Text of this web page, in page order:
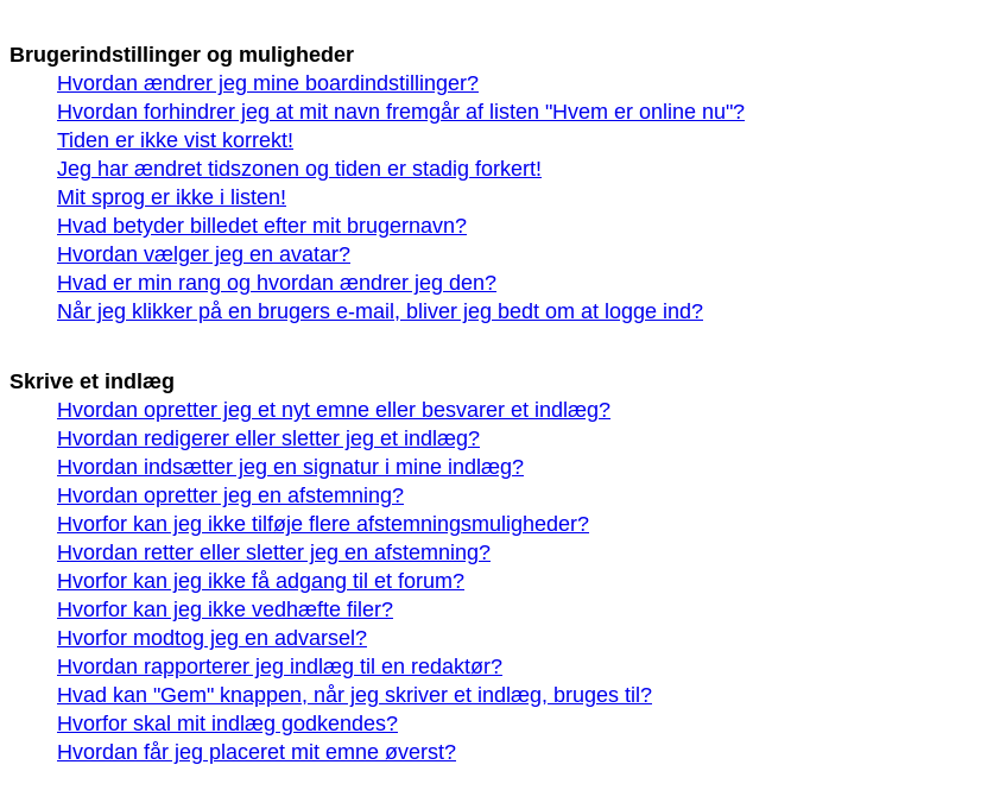
Brugerindstillinger og muligheder
Hvordan ændrer jeg mine boardindstillinger?
Hvordan forhindrer jeg at mit navn fremgår af listen "Hvem er online nu"?
Tiden er ikke vist korrekt!
Jeg har ændret tidszonen og tiden er stadig forkert!
Mit sprog er ikke i listen!
Hvad betyder billedet efter mit brugernavn?
Hvordan vælger jeg en avatar?
Hvad er min rang og hvordan ændrer jeg den?
Når jeg klikker på en brugers e-mail, bliver jeg bedt om at logge ind?
Skrive et indlæg
Hvordan opretter jeg et nyt emne eller besvarer et indlæg?
Hvordan redigerer eller sletter jeg et indlæg?
Hvordan indsætter jeg en signatur i mine indlæg?
Hvordan opretter jeg en afstemning?
Hvorfor kan jeg ikke tilføje flere afstemningsmuligheder?
Hvordan retter eller sletter jeg en afstemning?
Hvorfor kan jeg ikke få adgang til et forum?
Hvorfor kan jeg ikke vedhæfte filer?
Hvorfor modtog jeg en advarsel?
Hvordan rapporterer jeg indlæg til en redaktør?
Hvad kan "Gem" knappen, når jeg skriver et indlæg, bruges til?
Hvorfor skal mit indlæg godkendes?
Hvordan får jeg placeret mit emne øverst?